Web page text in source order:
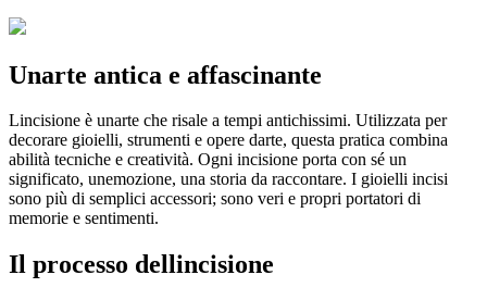
Unarte antica e affascinante
Lincisione è unarte che risale a tempi antichissimi. Utilizzata per
decorare gioielli, strumenti e opere darte, questa pratica combina
abilità tecniche e creatività. Ogni incisione porta con sé un
significato, unemozione, una storia da raccontare. I gioielli incisi
sono più di semplici accessori; sono veri e propri portatori di
memorie e sentimenti.
Il processo dellincisione